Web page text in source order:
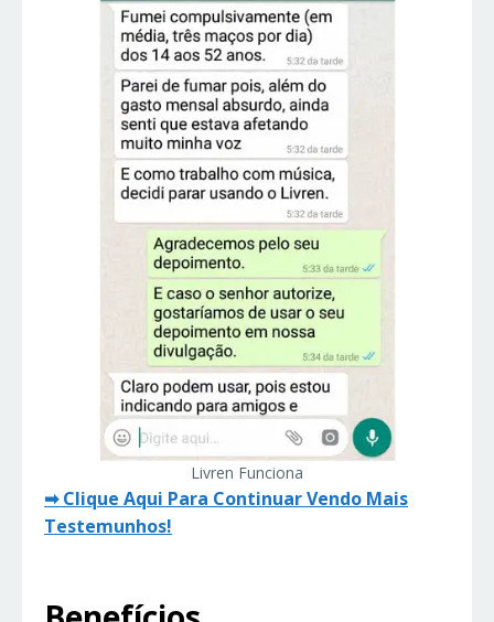
Livren Funciona
➡ Clique Aqui Para Continuar Vendo Mais
Testemunhos!